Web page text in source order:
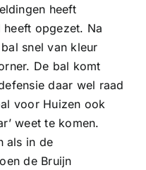
heeft
opgezet. Na
snel van kleur
De bal komt
daar wel raad
voor Huizen ook
weet te komen.
als in de
de Bruijn